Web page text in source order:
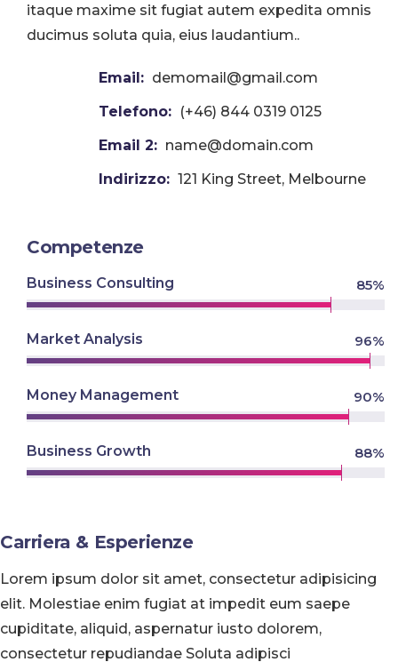
itaque maxime sit fugiat autem expedita omnis
ducimus soluta quia, eius laudantium..
Email: demomail@gmail.com
Telefono: (+46) 844 0319 0125
Email 2: name@domain.com
Indirizzo: 121 King Street, Melbourne
Competenze
Business Consulting 85%
Market Analysis 96%
Money Management 90%
Business Growth 88%
Carriera & Esperienze
Lorem ipsum dolor sit amet, consectetur adipisicing
elit. Molestiae enim fugiat at impedit eum saepe
cupiditate, aliquid, aspernatur iusto dolorem,
consectetur repudiandae Soluta adipisci